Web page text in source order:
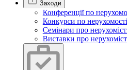
Заходи
Конференції по
Конкурси по нерухомості
Семінари про
Виставки про